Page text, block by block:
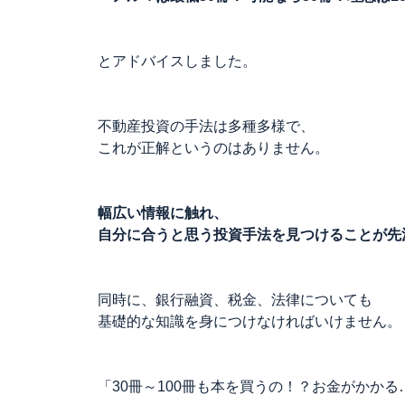
とアドバイスしました。
不動産投資の手法は多種多様で、
これが正解というのはありません。
幅広い情報に触れ、
自分に合うと思う投資手法を見つけることが先
同時に、銀行融資、税金、法律についても
基礎的な知識を身につけなければいけません。
「30冊～100冊も本を買うの！？お金がかかる